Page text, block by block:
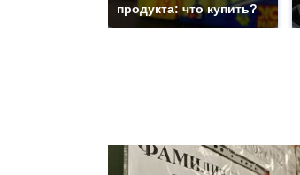
продукта: что купить?